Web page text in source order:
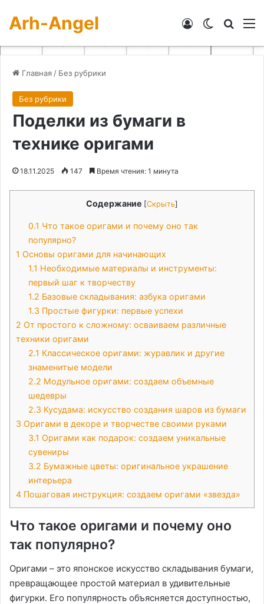
Arh-Angel Switch skin
Войти
Главная / Без рубрики
Без рубрики
Поделки из бумаги в
технике оригами
18.11.2025 147 Время чтения: 1 минута
Содержание [Скрыть]
0.1 Что такое оригами и почему оно так
популярно?
1 Основы оригами для начинающих
1.1 Необходимые материалы и инструменты:
первый шаг к творчеству
1.2 Базовые складывания: азбука оригами
1.3 Простые фигурки: первые успехи
2 От простого к сложному: осваиваем различные
техники оригами
2.1 Классическое оригами: журавлик и другие
знаменитые модели
2.2 Модульное оригами: создаем объемные
шедевры
2.3 Кусудама: искусство создания шаров из бумаги
3 Оригами в декоре и творчестве своими руками
3.1 Оригами как подарок: создаем уникальные
сувениры
3.2 Бумажные цветы: оригинальное украшение
интерьера
4 Пошаговая инструкция: создаем оригами «звезда»
Что такое оригами и почему оно
так популярно?
Оригами – это японское искусство складывания бумаги,
превращающее простой материал в удивительные
фигурки․ Его популярность объясняется доступностью,